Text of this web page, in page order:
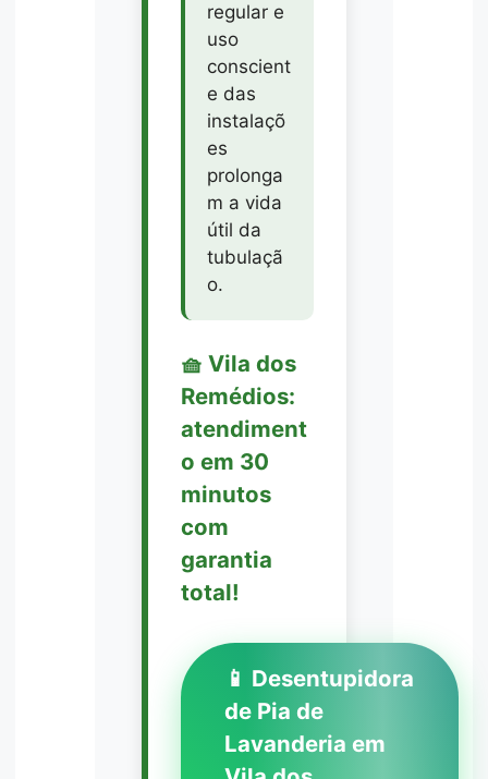
regular e
uso
conscient
e das
instalaçõ
es
prolonga
m a vida
útil da
tubulaçã
o.
🧺 Vila dos
Remédios:
atendiment
o em 30
minutos
com
garantia
total!
📱 Desentupidora
de Pia de
Lavanderia em